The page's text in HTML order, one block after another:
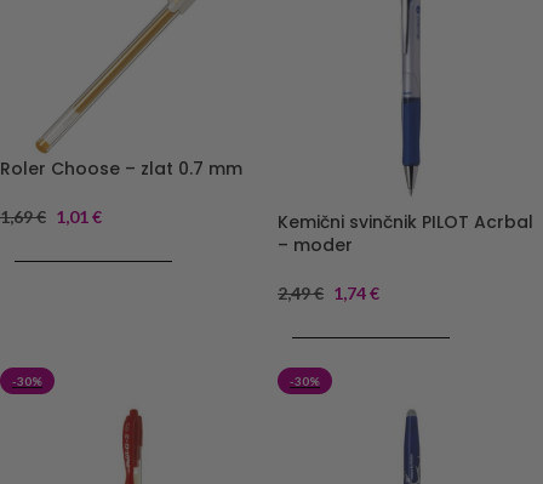
Roler Choose – zlat 0.7 mm
1,69€ 1,01€
Kemični svinčnik PILOT Acrbal
– moder
2,49€ 1,74€
-30% -30%